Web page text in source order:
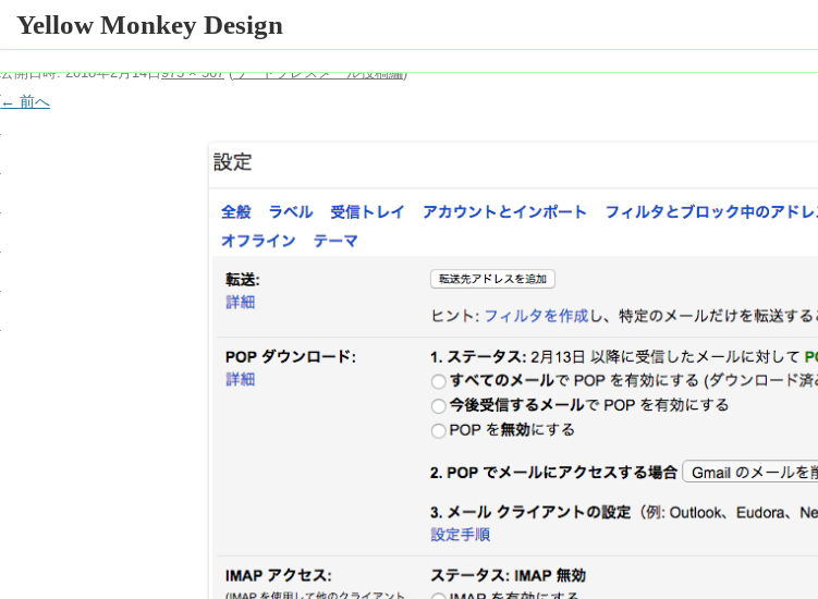
Yellow Monkey Design
スクリーンショット 2018-02-14 23.41.29
公開日時: 2018年2月14日975 × 567(ワードプレスメール投稿編)
← 前へ